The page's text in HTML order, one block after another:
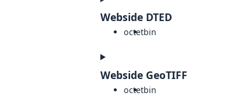
Webside DTED
octetbin
Webside GeoTIFF
octetbin